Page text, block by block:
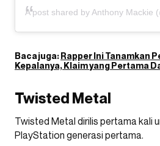
A post shared by Anthony Mackie
Baca juga:Rapper Ini Tanamkan
Kepalanya, Klaim yang Pertama
Twisted Metal
Twisted Metal dirilis pertama kali
PlayStation generasi pertama.